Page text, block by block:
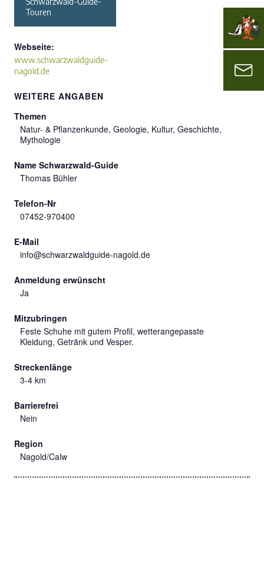
Touren
Webseite:
www.schwarzwaldguide-
nagold.de
WEITERE ANGABEN
Themen
Natur- & Pflanzenkunde, Geologie, Kultur, Geschichte,
Mythologie
Name Schwarzwald-Guide
Thomas Bühler
Telefon-Nr
07452-970400
E-Mail
info@schwarzwaldguide-nagold.de
Anmeldung erwünscht
Ja
Mitzubringen
Feste Schuhe mit gutem Profil, wetterangepasste
Kleidung, Getränk und Vesper.
Streckenlänge
3-4 km
Barrierefrei
Nein
Region
Nagold/Calw